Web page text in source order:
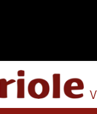
-- ACHTUNG --